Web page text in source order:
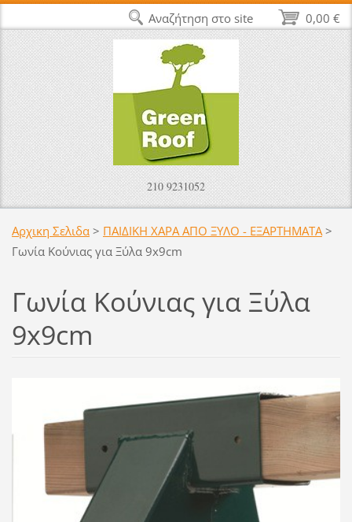
210 9231052
Αρχικη Σελιδα > ΠΑΙΔΙΚΗ ΧΑΡΑ ΑΠΟ ΞΥΛΟ - ΕΞΑΡΤΗΜΑΤΑ >
Γωνία Κούνιας για Ξύλα 9x9cm
Γωνία Κούνιας για Ξύλα
9x9cm
0,00 €
Αναζήτηση στο site